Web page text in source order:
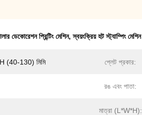
ডেকোরেশন প্রিন্টিং মেশিন,স্বয়ংক্রিয় হট স্ট্যাম্পিং মেশিন
H (40-130) মিমি প্লেট প্রকার:
রঙ এবং পাতা:
মাত্রা (L*W*H):